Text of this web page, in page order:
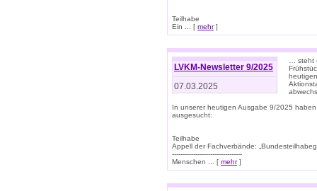
Teilhabe
Ein ... [ mehr]
LVKM-Newsletter 9/2025
07.03.2025
… steht
In unserer heutigen Ausgabe 9/2025
ausgesucht:
Teilhabe
Appell der Fachverbände:
---------------------------------
Menschen ... [ mehr]